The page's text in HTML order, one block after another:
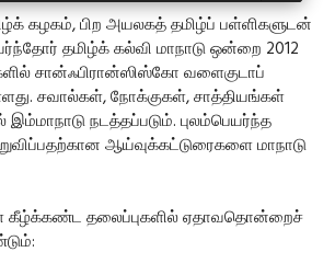
கழகம், பிற அயலகத் தமிழ்ப் பள்ளிகளுடன்
தமிழ்க் கல்வி மாநாடு ஒன்றை 2012
சான்ஃபிரான்ஸிஸ்கோ வளைகுடாப்
சவால்கள், நோக்குகள், சாத்தியங்கள்
நடத்தப்படும். புலம்பெயர்ந்த
ஆய்வுக்கட்டுரைகளை மாநாடு
கீழ்க்கண்ட தலைப்புகளில் ஏதாவதொன்றைச்